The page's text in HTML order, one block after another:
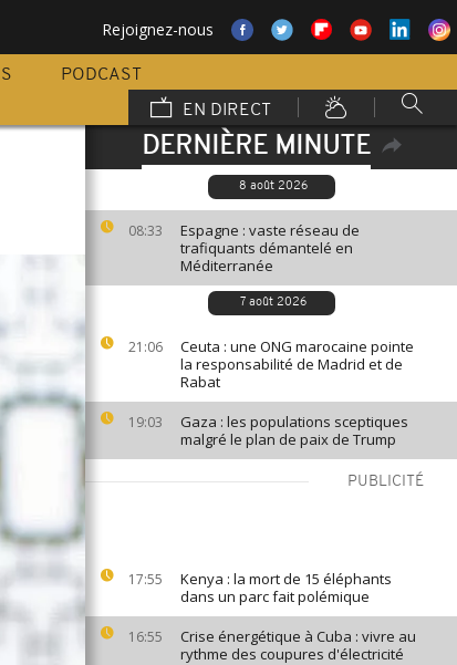
Rejoignez-nous
PODCAST
EN DIRECT
DERNIÈRE MINUTE
8 août 2026
08:33
Espagne : vaste réseau de
trafiquants démantelé en
Méditerranée
7 août 2026
21:06
Ceuta : une ONG marocaine pointe
la responsabilité de Madrid et de
Rabat
19:03
Gaza : les populations sceptiques
malgré le plan de paix de Trump
PUBLICITÉ
17:55
Kenya : la mort de 15 éléphants
dans un parc fait polémique
16:55
Crise énergétique à Cuba : vivre au
rythme des coupures d'électricité